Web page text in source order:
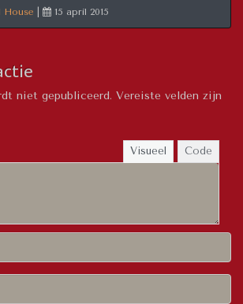
House 15 april 2015
niet gepubliceerd. Vereiste velden zijn
Visueel Code